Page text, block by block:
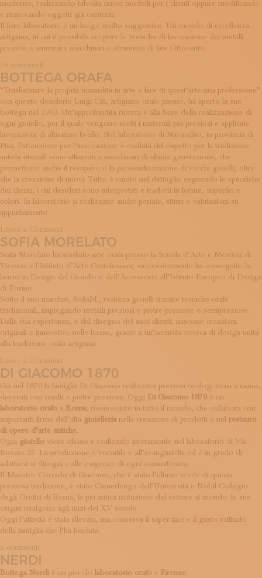
ISCRIVITI ALLA NEWSLETTER
SOSTIENICI
MAGAZINE
TUTTI I CONTENUTI
INTERVISTE
ITINERARI
ISCRIVITI
LOGIN
moderno, realizzando talvolta nuovi modelli per i clienti oppure modificando
e rinnovando oggetti già esistenti.
Il loro laboratorio è un luogo molto suggestivo. Un mondo di eccellenza
artigiana, in cui è possibile scoprire le tecniche di lavorazione dei metalli
preziosi e ammirare macchinari e strumenti di fine Ottocento.
18 commenti
Merzaghi
BOTTEGA ORAFA
“Trasformare la propria manualità in arte e fare di quest’arte una professione”:
con questo desiderio Luigi Citi, artigiano orafo pisano, ha aperto la sua
bottega nel 1993. Un’approfondita ricerca è alla base della realizzazione di
ogni gioiello, per il quale vengono scelti i materiali più preziosi e applicate
lavorazioni di altissimo livello. Nel laboratorio di Navacchio, in provincia di
Pisa, l’attenzione per l’innovazione è esaltata dal rispetto per la tradizione:
antichi utensili sono affiancati a macchinari di ultima generazione, che
permettono anche il recupero o la personalizzazione di vecchi gioielli, oltre
che la creazione di nuovi. Tutto è curato nel dettaglio seguendo le specifiche
dei clienti, i cui desideri sono interpretati e tradotti in forme, superfici e
colori. In laboratorio si realizzano anche perizie, stime e valutazioni su
appuntamento.
Leave a Comment
Bottega
Orafa
SOFIA MORELATO
Sofia Morelato ha studiato arte orafa presso la Scuola d’Arte e Mestieri di
Vicenza e l’Istituto d’Arte Castelmassa; successivamente ha conseguito la
laurea in Design del Gioiello e dell’Accessorio all’Istituto Europeo di Design
di Torino.
Sotto il suo marchio, SofiaM., realizza gioielli tramite tecniche orafe
tradizionali, impiegando metalli preziosi e pietre preziose o semipreziose.
Dalla sua esperienza, o dal disegno dei suoi clienti, nascono creazioni
originali e innovative nelle forme, grazie a un’accurata ricerca di design unita
alla tradizione orafa artigiana.
Leave a Comment
Sofia
Morelato
DI GIACOMO 1870
Già nel 1870 la famiglia Di Giacomo realizzava preziosi orologi incisi a mano,
decorati con smalti e pietre preziose. Oggi Di Giacomo 1870 è un
laboratorio orafo a Roma, riconosciuto in tutto il mondo, che collabora con
importanti firme dell’alta gioiellerianella creazione di prodotti e nel restauro
di opere d’arte antiche.
Ogni gioiello viene ideato e realizzato interamente nel laboratorio di Via
Boezio 37. La produzione è versatile e all’avanguardia ed è in grado di
adattarsi ai disegni e alle esigenze di ogni committenza.
Il Maestro Corrado di Giacomo, che è stato l’ultimo erede di questa
preziosa tradizione, è stato Camerlengo dell’Università e Nobil Collegio
degli Orefici di Roma, la più antica istituzione del settore al mondo: le sue
origini risalgono agli inizi del XV secolo.
Oggi l’attività è stata rilevata, ma conserva il saper fare e il gusto raffinato
della famiglia che l’ha fondata.
2 commenti
Di
Giacomo
NERDI
Bottega Nerdi è un piccolo laboratorio orafo a Firenze.